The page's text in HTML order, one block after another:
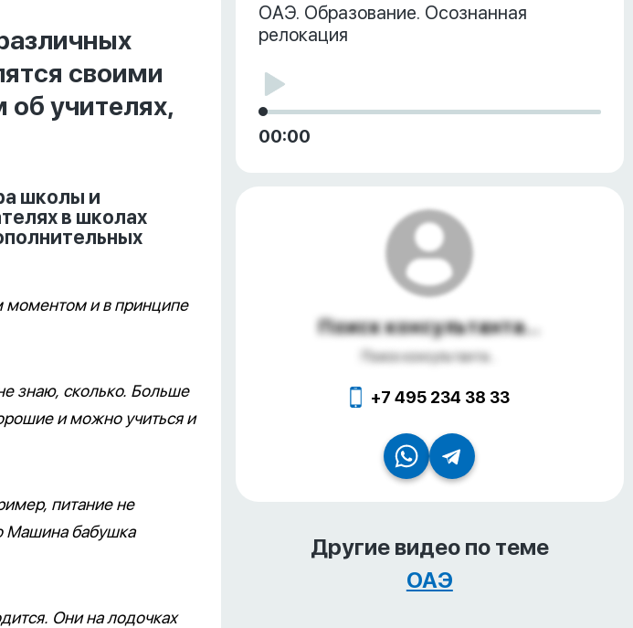
своими
учителях,
школы и
в школах
моментом и в принципе
знаю, сколько. Больше
и можно учиться и
питание не
Машина бабушка
Они на лодочках
ОАЭ. Образование. Осознанная
релокация
00:00
Поиск консультанта...
Поиск консультанта...
+7 495 234 38 33
Другие видео по теме
ОАЭ